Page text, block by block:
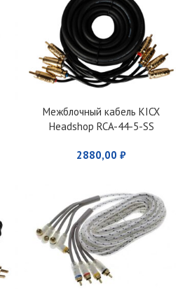
Межблочный кабель KICX
Headshop RCA-44-5-SS
2880,00 ₽